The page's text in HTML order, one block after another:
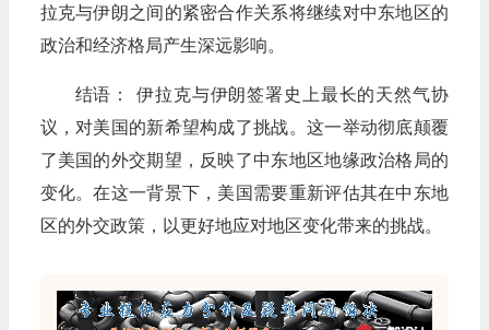
拉克与伊朗之间的紧密合作关系将继续对中东地区的
政治和经济格局产生深远影响。
结语： 伊拉克与伊朗签署史上最长的天然气协
议，对美国的新希望构成了挑战。这一举动彻底颠覆
了美国的外交期望，反映了中东地区地缘政治格局的
变化。在这一背景下，美国需要重新评估其在中东地
区的外交政策，以更好地应对地区变化带来的挑战。